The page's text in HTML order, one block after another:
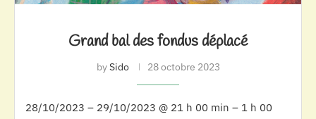
Grand bal des fondus déplacé
bySido 28 octobre 2023
28/10/2023 – 29/10/2023 @ 21 h 00 min – 1 h 00